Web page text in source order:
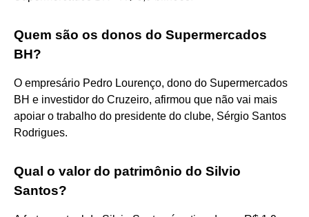
Quem são os donos do Supermercados
BH?
O empresário Pedro Lourenço, dono do Supermercados
BH e investidor do Cruzeiro, afirmou que não vai mais
apoiar o trabalho do presidente do clube, Sérgio Santos
Rodrigues.
Qual o valor do patrimônio do Silvio
Santos?